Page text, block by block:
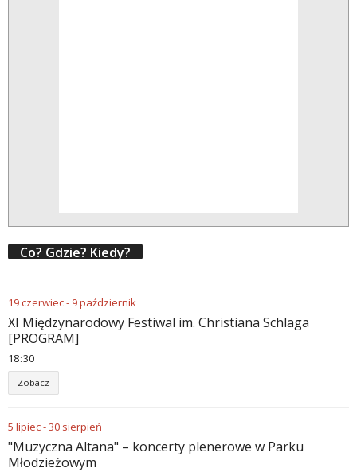
Co? Gdzie? Kiedy?
19czerwiec- 9październik
XI Międzynarodowy Festiwal im. Christiana Schlaga
[PROGRAM]
18:30
Zobacz
5 lipiec-30 sierpień
"Muzyczna Altana" – koncerty plenerowe w Parku
Młodzieżowym